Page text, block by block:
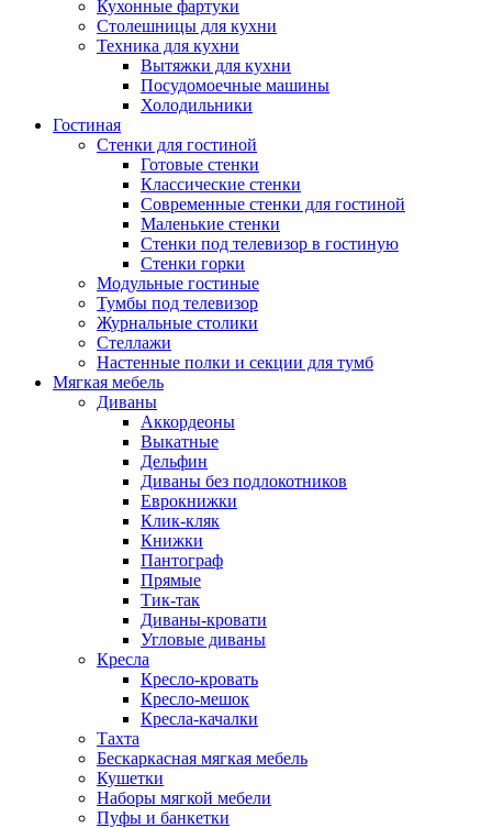
Кухонные фартуки
Столешницы для кухни
Техника для кухни
Вытяжки для кухни
Посудомоечные машины
Холодильники
Гостиная
Стенки для гостиной
Готовые стенки
Классические стенки
Современные стенки для гостиной
Маленькие стенки
Стенки под телевизор в гостиную
Стенки горки
Модульные гостиные
Тумбы под телевизор
Журнальные столики
Стеллажи
Настенные полки и секции для тумб
Мягкая мебель
Диваны
Аккордеоны
Выкатные
Дельфин
Диваны без подлокотников
Еврокнижки
Клик-кляк
Книжки
Пантограф
Прямые
Тик-так
Диваны-кровати
Угловые диваны
Кресла
Кресло-кровать
Кресло-мешок
Кресла-качалки
Тахта
Бескаркасная мягкая мебель
Кушетки
Наборы мягкой мебели
Пуфы и банкетки